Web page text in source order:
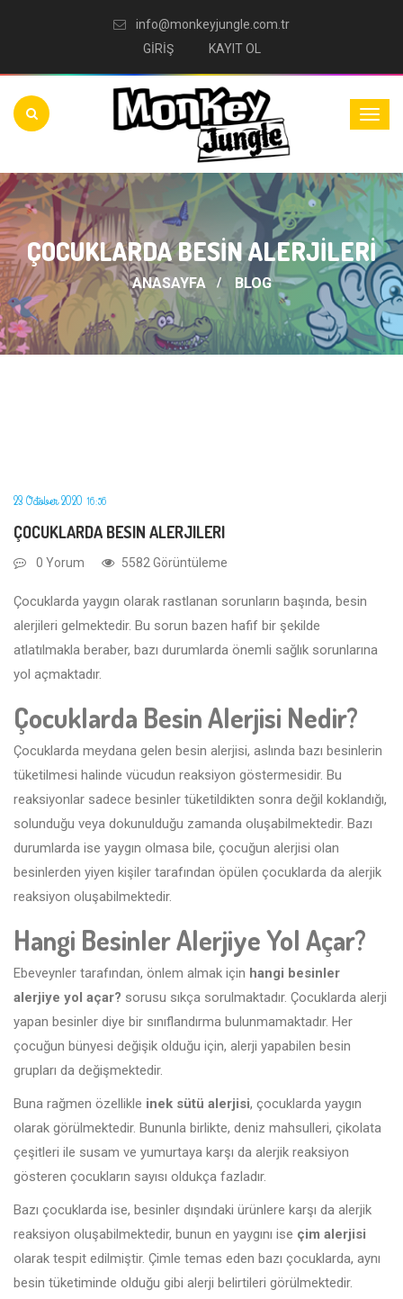
info@monkeyjungle.com.tr
GİRİŞ
KAYIT OL
ÇOCUKLARDA BESİN ALERJİLERİ
ANASAYFA BLOG
23 October 2020 16:56
ÇOCUKLARDA BESIN ALERJILERI
0 Yorum 5582 Görüntüleme
Çocuklarda yaygın olarak rastlanan sorunların başında, besin
alerjileri gelmektedir. Bu sorun bazen hafif bir şekilde
atlatılmakla beraber, bazı durumlarda önemli sağlık sorunlarına
yol açmaktadır.
Çocuklarda Besin Alerjisi Nedir?
Çocuklarda meydana gelen besin alerjisi, aslında bazı besinlerin
tüketilmesi halinde vücudun reaksiyon göstermesidir. Bu
reaksiyonlar sadece besinler tüketildikten sonra değil koklandığı,
solunduğu veya dokunulduğu zamanda oluşabilmektedir. Bazı
durumlarda ise yaygın olmasa bile, çocuğun alerjisi olan
besinlerden yiyen kişiler tarafından öpülen çocuklarda da alerjik
reaksiyon oluşabilmektedir.
Hangi Besinler Alerjiye Yol Açar?
Ebeveynler tarafından, önlem almak için hangi besinler
alerjiye yol açar? sorusu sıkça sorulmaktadır. Çocuklarda alerji
yapan besinler diye bir sınıflandırma bulunmamaktadır. Her
çocuğun bünyesi değişik olduğu için, alerji yapabilen besin
grupları da değişmektedir.
Buna rağmen özellikle inek sütü alerjisi, çocuklarda yaygın
olarak görülmektedir. Bununla birlikte, deniz mahsulleri, çikolata
çeşitleri ile susam ve yumurtaya karşı da alerjik reaksiyon
gösteren çocukların sayısı oldukça fazladır.
Bazı çocuklarda ise, besinler dışındaki ürünlere karşı da alerjik
reaksiyon oluşabilmektedir, bunun en yaygını ise çim alerjisi
olarak tespit edilmiştir. Çimle temas eden bazı çocuklarda, aynı
besin tüketiminde olduğu gibi alerji belirtileri görülmektedir.